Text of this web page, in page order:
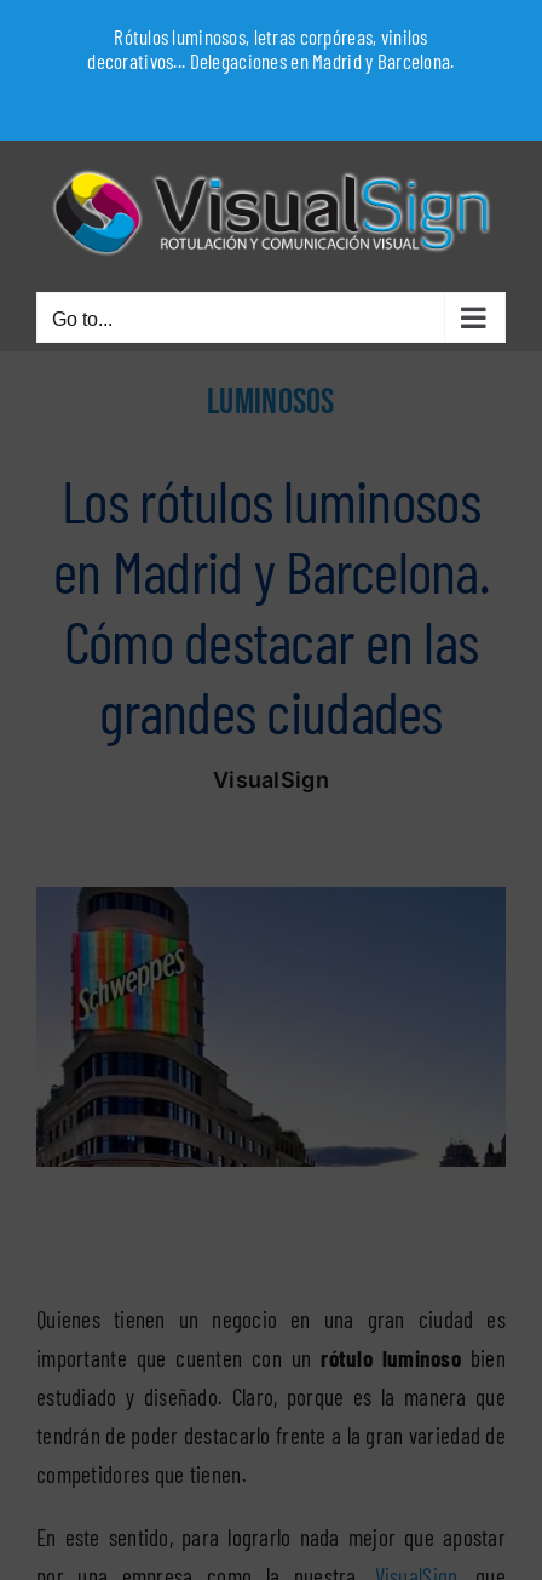
Rótulos luminosos, letras corpóreas, vinilos
decorativos... Delegaciones en Madrid y Barcelona.
Go to...
LUMINOSOS
Los rótulos luminosos
en Madrid y Barcelona.
Cómo destacar en las
grandes ciudades
VisualSign
Quienes tienen un negocio en una gran ciudad es
importante que cuenten con un rótulo luminoso bien
estudiado y diseñado. Claro, porque es la manera que
tendrán de poder destacarlo frente a la gran variedad de
competidores que tienen.
En este sentido, para lograrlo nada mejor que apostar